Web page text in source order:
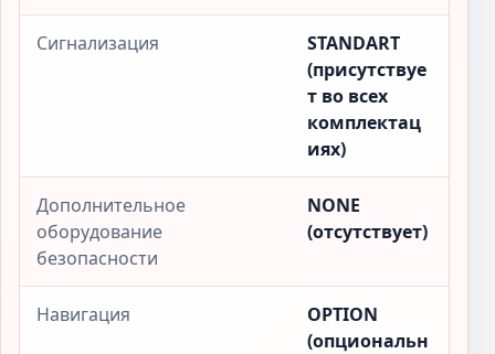
Сигнализация
STANDART
(присутствуе
т во всех
комплектац
иях)
Дополнительное
оборудование
безопасности
NONE
(отсутствует)
Навигация
OPTION
(опциональн